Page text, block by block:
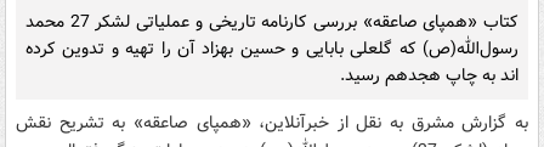
کتاب «همپای صاعقه» بررسی کارنامه تاریخی و عملیاتی لشکر 27 محمد
رسول‌الله(ص) که گلعلی بابایی و حسین بهزاد آن را تهیه و تدوین کرده
اند به چاپ هجدهم رسید.
به گزارش مشرق به نقل از خبرآنلاین، «همپای صاعقه» به تشریح نقش